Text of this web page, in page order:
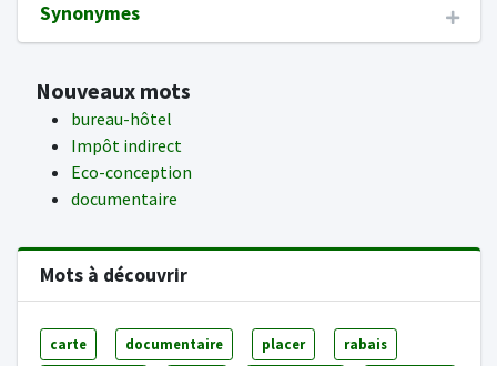
Synonymes
Nouveaux mots
bureau-hôtel
Impôt indirect
Eco-conception
documentaire
Mots à découvrir
carte documentaire placer rabais